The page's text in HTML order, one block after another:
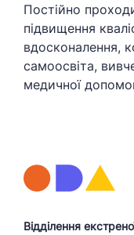
Постійно
підвищення
вдосконалення,
самоосвіта,
медичної
Відділення